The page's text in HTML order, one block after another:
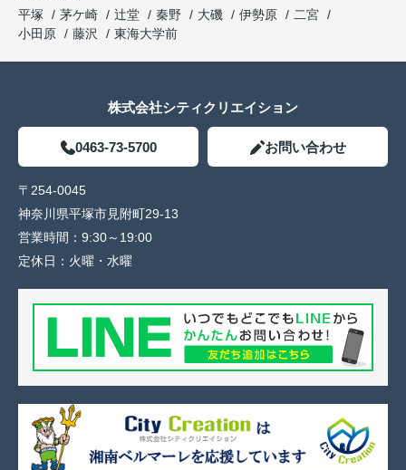
平塚
茅ケ崎 辻堂 秦野 大磯 伊勢原
二宮
小田原
藤沢 東海大学前
株式会社シティクリエイション
0463-73-5700 お問い合わせ
〒254-0045
神奈川県平塚市見附町29-13
営業時間： 9:30～19:00
定休日： 火曜・水曜